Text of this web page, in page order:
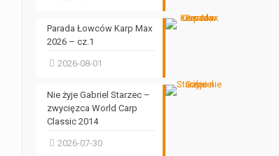
Parada Łowców Karp Max
2026 – cz.1
2026-08-01
Nie żyje Gabriel Starzec –
zwycięzca World Carp
Classic 2014
2026-07-30